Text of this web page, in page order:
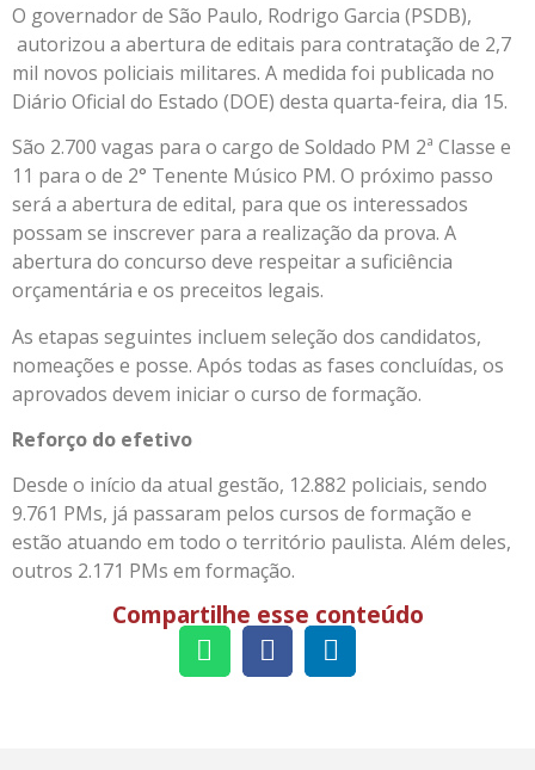
O governador de São Paulo, Rodrigo Garcia (PSDB),
autorizou a abertura de editais para contratação de 2,7
mil novos policiais militares. A medida foi publicada no
Diário Oficial do Estado (DOE) desta quarta-feira, dia 15.
São 2.700 vagas para o cargo de Soldado PM 2ª Classe e
11 para o de 2° Tenente Músico PM. O próximo passo
será a abertura de edital, para que os interessados
possam se inscrever para a realização da prova. A
abertura do concurso deve respeitar a suficiência
orçamentária e os preceitos legais.
As etapas seguintes incluem seleção dos candidatos,
nomeações e posse. Após todas as fases concluídas, os
aprovados devem iniciar o curso de formação.
Reforço do efetivo
Desde o início da atual gestão, 12.882 policiais, sendo
9.761 PMs, já passaram pelos cursos de formação e
estão atuando em todo o território paulista. Além deles,
outros 2.171 PMs em formação.
Compartilhe esse conteúdo